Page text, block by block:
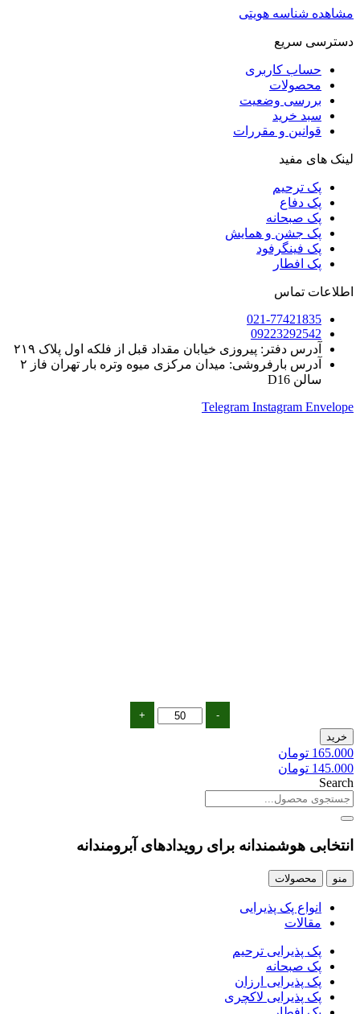
مشاهده شناسه هویتی
دسترسی سریع
حساب کاربری
محصولات
بررسی وضعیت
سبد خرید
قوانین و مقررات
لینک های مفید
پک ترحیم
پک دفاع
پک صبحانه
پک جشن و همایش
پک فینگرفود
پک افطار
اطلاعات تماس
021-77421835
09223292542
آدرس دفتر: پیروزی خیابان مقداد قبل از فلکه اول پلاک ۲۱۹
آدرس بارفروشی: میدان مرکزی میوه وتره بار تهران فاز ۲
سالن D16
Telegram Instagram Envelope
-
پک
ترحیم
+
خرید
165.000 تومان
145.000 تومان
Search
انتخابی هوشمندانه برای رویدادهای آبرومندانه
منو محصولات
انواع پک پذیرایی
مقالات
پک پذیرایی ترحیم
پک صبحانه
پک پذیرایی ارزان
پک پذیرایی لاکچری